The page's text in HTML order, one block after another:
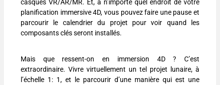
casques VR/AR/MR. Et, à n’importe quel endroit de votre
planification immersive 4D, vous pouvez faire une pause et
parcourir le calendrier du projet pour voir quand les
composants clés seront installés.
Mais que ressent-on en immersion 4D ? C’est
extraordinaire. Vivre virtuellement un tel projet lunaire, à
l’échelle 1: 1, et le parcourir d’une manière qui est une